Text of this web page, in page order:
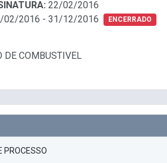
22/02/2016
02/2016 - 31/12/2016 ENCERRADO
DE COMBUSTIVEL
PROCESSO